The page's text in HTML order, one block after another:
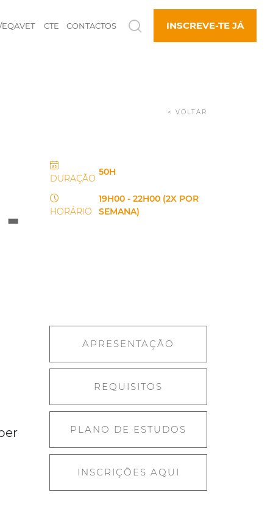
EQAVET CTE CONTACTOS INSCREVE-TE JÁ
< VOLTAR
DURAÇÃO
50H
HORÁRIO
19H00 - 22H00 (2X POR
SEMANA)
APRESENTAÇÃO
REQUISITOS
PLANO DE ESTUDOS
INSCRIÇÕES AQUI